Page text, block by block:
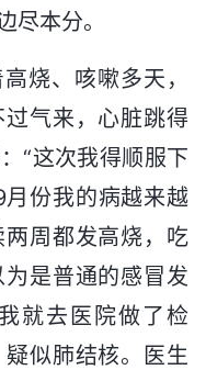
尽本分。
烧、咳嗽多天，
气来，心脏跳得
“这次我得顺服下
份我的病越来越
周都发高烧，吃
是普通的感冒发
就去医院做了检
似肺结核。医生